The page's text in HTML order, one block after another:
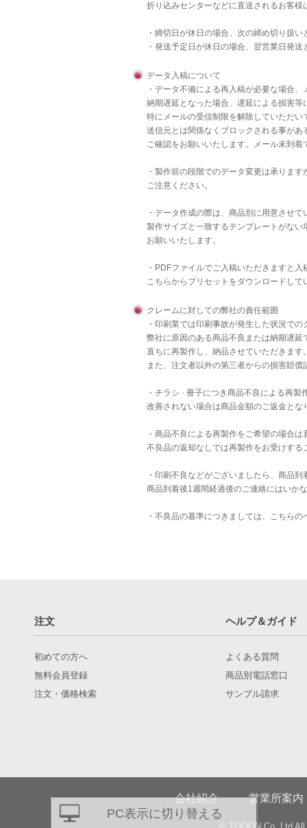
折り込みセンターなどに直送されるお客
・締切日が休日の場合、次の締め切り扱
・発送予定日が休日の場合、翌営業日発
データ入稿について
・データ不備による再入稿が必要な場合
納期遅延となった場合、遅延による損害
特にメールの受信制限を解除していただ
送信元とは関係なくブロックされる事が
ご確認をお願いいたします。メール未到
・製作前の段階でのデータ変更は承りま
ご注意ください。
・データ作成の際は、商品別に用意させ
製作サイズと一致するテンプレートがない
お願いいたします。
・PDFファイルでご入稿いただきますと
こちらからプリセットをダウンロードし
クレームに対しての弊社の責任範囲
・印刷業では印刷事故が発生した状況で
弊社に原因のある商品不良または納期遅
直ちに再製作し、納品させていただきま
また、注文者以外の第三者からの損害賠
・チラシ · 冊子につき商品不良による再
改善されない場合は商品金額のご返金と
・商品不良による再製作をご希望の場合
不良品の返却なしでは再製作をお受けする
・印刷不良などがございましたら、商品
商品到着後1週間経過後のご連絡にはいか
・不良品の基準につきましては、 こちらの
注文 ヘルプ＆ガイド
初めての方へ
無料会員登録
注文・価格検索
よくある質問
商品別電話窓口
サンプル請求
会社紹介 営業所案内
PC表示に切り替える